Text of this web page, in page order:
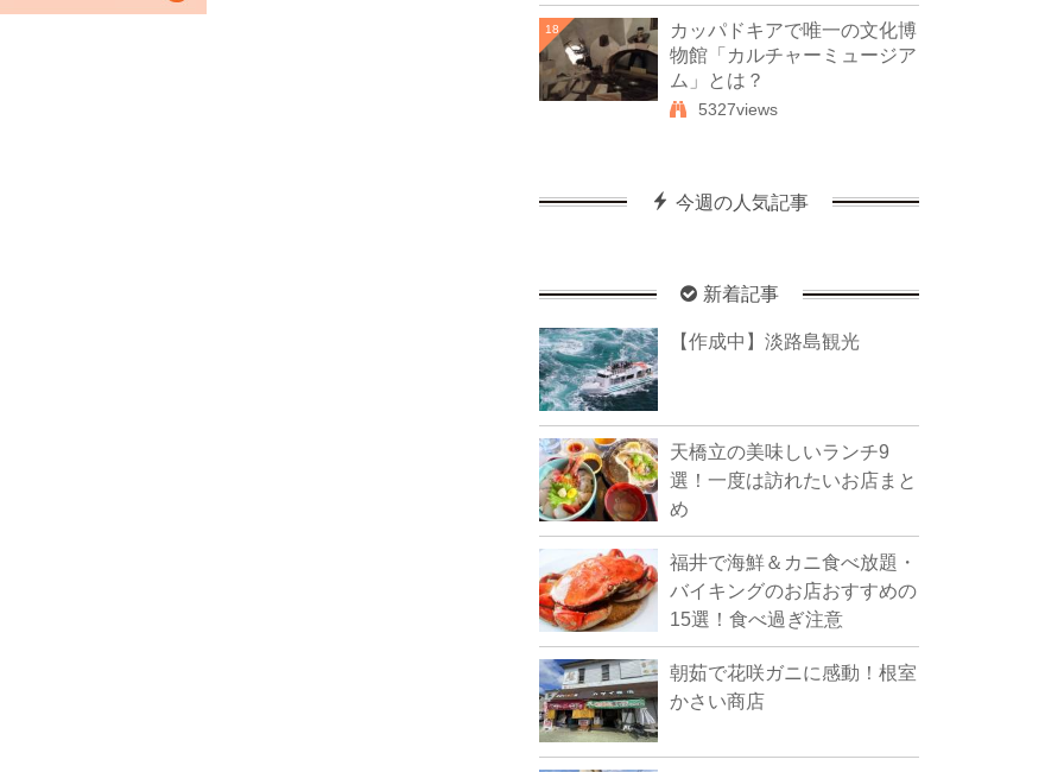
、様々な要素を取り入れなが
18
カッパドキアで唯一の文化博
物館「カルチャーミュージア
ム」とは？
5327views
今週の人気記事
新着記事
【作成中】淡路島観光
天橋立の美味しいランチ9
選！一度は訪れたいお店まと
め
福井で海鮮＆カニ食べ放題・
バイキングのお店おすすめの
15選！食べ過ぎ注意
朝茹で花咲ガニに感動！根室
かさい商店